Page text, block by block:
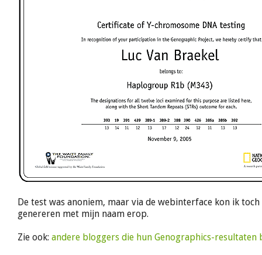
De test was anoniem, maar via de webinterface kon ik
genereren met mijn naam erop.
Zie ook: andere bloggers die hun Genographics-resultaten